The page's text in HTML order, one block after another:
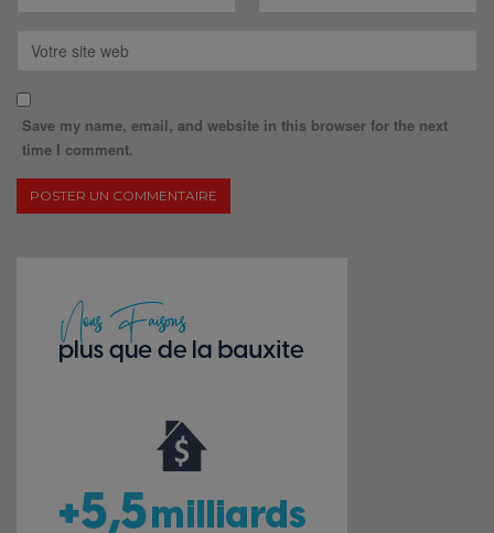
Save my name, email, and website in this browser for the next
time I comment.